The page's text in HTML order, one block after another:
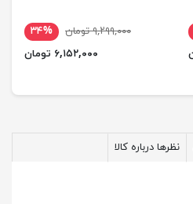
۹,۲۹۹,۰۰۰ تومان
۳۴%
۶,۱۵۲,۰۰۰ تومان
نظرها درباره کالا